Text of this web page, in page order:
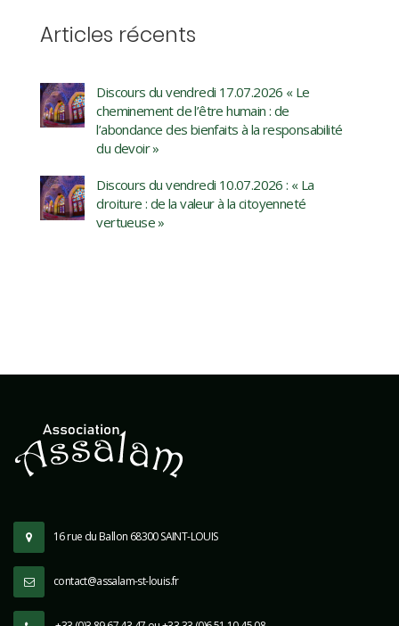
Articles récents
Discours du vendredi 17.07.2026 « Le
cheminement de l’être humain : de
l’abondance des bienfaits à la responsabilité
du devoir »
Discours du vendredi 10.07.2026 : « La
droiture : de la valeur à la citoyenneté
vertueuse »
16 rue du Ballon 68300 SAINT-LOUIS
contact@assalam-st-louis.fr